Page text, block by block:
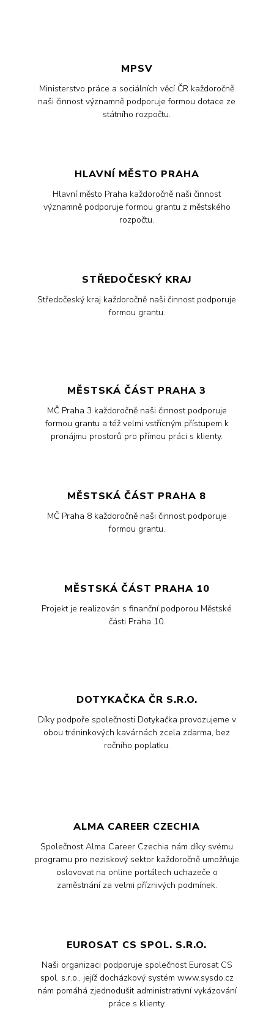
MPSV
Ministerstvo práce a sociálních věcí ČR každoročně
naši činnost významně podporuje formou dotace ze
státního rozpočtu.
HLAVNÍ MĚSTO PRAHA
Hlavní město Praha každoročně naši činnost
významně podporuje formou grantu z městského
rozpočtu.
STŘEDOČESKÝ KRAJ
Středočeský kraj každoročně naši činnost podporuje
formou grantu.
MĚSTSKÁ ČÁST PRAHA 3
MČ Praha 3 každoročně naši činnost podporuje
formou grantu a též velmi vstřícným přístupem k
pronájmu prostorů pro přímou práci s klienty.
MĚSTSKÁ ČÁST PRAHA 8
MČ Praha 8 každoročně naši činnost podporuje
formou grantu.
MĚSTSKÁ ČÁST PRAHA 10
Projekt je realizován s finanční podporou Městské
části Praha 10.
DOTYKAČKA ČR S.R.O.
Díky podpoře společnosti Dotykačka provozujeme v
obou tréninkových kavárnách zcela zdarma, bez
ročního poplatku.
ALMA CAREER CZECHIA
Společnost Alma Career Czechia nám díky svému
programu pro neziskový sektor každoročně umožňuje
oslovovat na online portálech uchazeče o
zaměstnání za velmi příznivých podmínek.
EUROSAT CS SPOL. S.R.O.
Naši organizaci podporuje společnost Eurosat CS
spol. s.r.o., jejíž docházkový systém www.sysdo.cz
nám pomáhá zjednodušit administrativní vykázování
práce s klienty.